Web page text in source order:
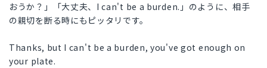
おうか？」「大丈夫、I can't be a burden.」のように、相手
の親切を断る時にもピッタリです。
Thanks, but I can't be a burden, you've got enough on
your plate.